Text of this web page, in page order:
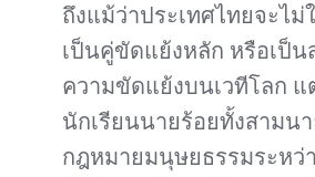
ถึงแม้ว่าประเทศไทยจะไม่
เป็นคู่ขัดแย้งหลัก หรือเป็
ความขัดแย้งบนเวทีโลก แ
นักเรียนนายร้อยทั้งสามนา
กฎหมายมนุษยธรรมระหว่